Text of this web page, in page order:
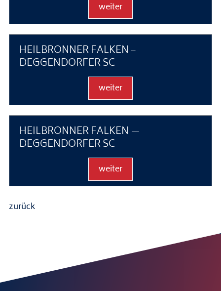
weiter
HEILBRONNER FALKEN –
DEGGENDORFER SC
weiter
HEILBRONNER FALKEN —
DEGGENDORFER SC
weiter
zurück